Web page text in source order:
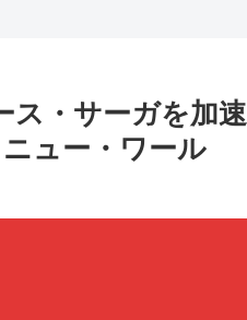
ス・サーガを加速
ュー・ワール